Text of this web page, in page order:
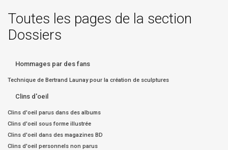
Toutes les pages de la section
Dossiers
Hommages par des fans
Technique de Bertrand Launay pour la création de sculptures
Clins d'oeil
Clins d'oeil parus dans des albums
Clins d'oeil sous forme illustrée
Clins d'oeil dans des magazines BD
Clins d'oeil personnels non parus